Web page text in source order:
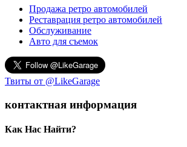
Продажа ретро автомобилей
Реставрация ретро автомобилей
Обслуживание
Авто для съемок
Твиты от @LikeGarage
контактная информация
Как Нас Найти?